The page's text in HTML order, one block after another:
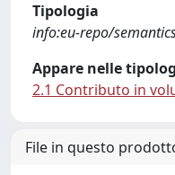
Tipologia
info:eu-repo/
Appare nelle
2.1 Contributo in
File in questo